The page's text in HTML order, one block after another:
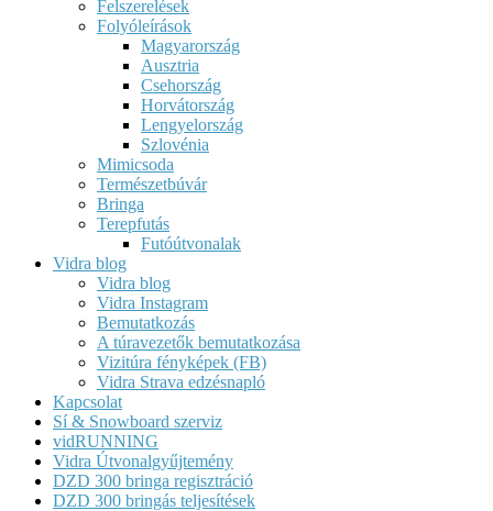
Felszerelések
Folyóleírások
Magyarország
Ausztria
Csehország
Horvátország
Lengyelország
Szlovénia
Mimicsoda
Természetbúvár
Bringa
Terepfutás
Futóútvonalak
Vidra blog
Vidra blog
Vidra Instagram
Bemutatkozás
A túravezetők bemutatkozása
Vizitúra fényképek (FB)
Vidra Strava edzésnapló
Kapcsolat
Sí & Snowboard szerviz
vidRUNNING
Vidra Útvonalgyűjtemény
DZD 300 bringa regisztráció
DZD 300 bringás teljesítések